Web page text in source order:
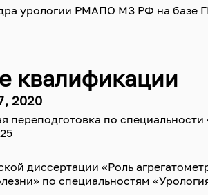
урологии РМАПО МЗ РФ на базе
квалификации
2020
переподготовка по
диссертации «Роль
по специальностям